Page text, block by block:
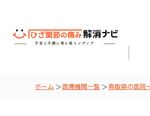
ホーム 医療機関一覧 鳥取県の医院